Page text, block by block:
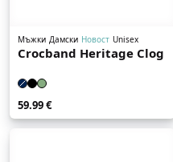
Мъжки Дамски Новост Unisex
Crocband Heritage Clog
59.99 €